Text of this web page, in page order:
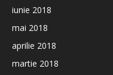
iunie 2018
mai 2018
aprilie 2018
martie 2018